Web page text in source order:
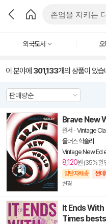
외국도서
이 분야에 301,133개의 상품이 있습
Brave New
원서 -Vintage
올더스 헉슬리
Vintage New Ed
8,120원 (35% 할
양탄자배송 썬
변경
It Ends With
Times